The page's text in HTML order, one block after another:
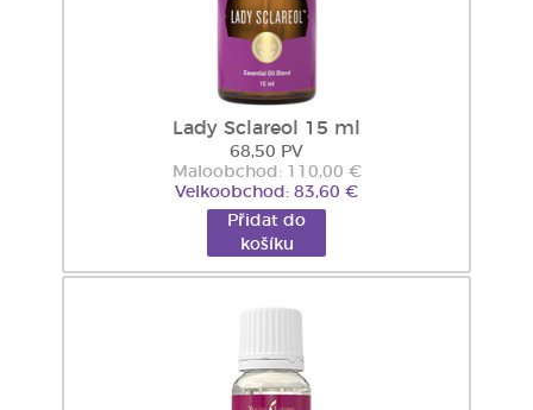
Lady Sclareol 15 ml
68,50 PV
Maloobchod: 110,00 €
Velkoobchod: 83,60 €
Přidat do
košíku